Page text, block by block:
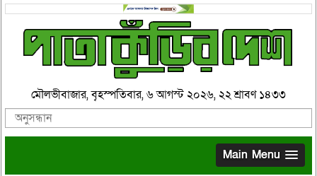
মৌলভীবাজার, বৃহস্পতিবার, ৬ আগস্ট ২০২৬, ২২ শ্রাবণ ১৪৩৩
Main Menu